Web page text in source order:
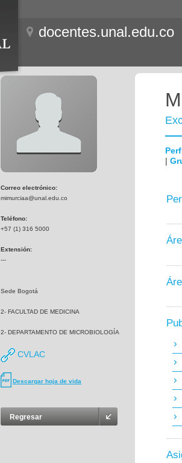
docentes.unal.edu.co
Correo electrónico:
mimurciaa@unal.edu.co
Teléfono:
+57 (1) 316 5000
Extensión:
---
Sede Bogotá
2- FACULTAD DE MEDICINA
2- DEPARTAMENTO DE MICROBIOLOGÍA
CVLAC
Descargar hoja de vida
Regresar
|